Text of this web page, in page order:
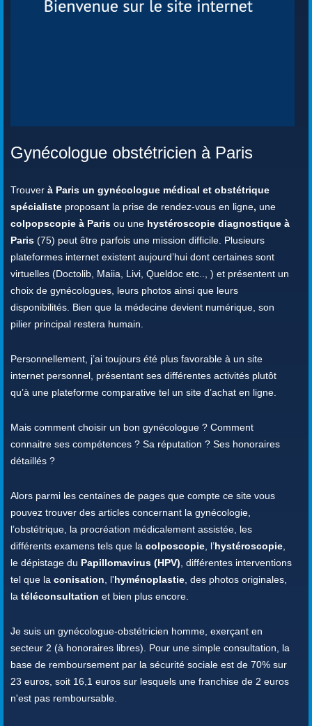
Gynécologue obstétricien à Paris
Trouver à Paris un gynécologue médical et obstétrique
spécialiste proposant la prise de rendez-vous en ligne, une
colpopscopie à Paris ou une hystéroscopie diagnostique à
Paris (75) peut être parfois une mission difficile. Plusieurs
plateformes internet existent aujourd’hui dont certaines sont
virtuelles (Doctolib, Maiia, Livi, Queldoc etc.., ) et présentent un
choix de gynécologues, leurs photos ainsi que leurs
disponibilités. Bien que la médecine devient numérique, son
pilier principal restera humain.
Personnellement, j’ai toujours été plus favorable à un site
internet personnel, présentant ses différentes activités plutôt
qu’à une plateforme comparative tel un site d’achat en ligne.
Mais comment choisir un bon gynécologue ? Comment
connaitre ses compétences ? Sa réputation ? Ses honoraires
détaillés ?
Alors parmi les centaines de pages que compte ce site vous
pouvez trouver des articles concernant la gynécologie,
l’obstétrique, la procréation médicalement assistée, les
différents examens tels que la colposcopie , l’hystéroscopie
le dépistage du Papillomavirus (HPV) , différentes interventions
tel que la conisation , l'hyménoplastie , des photos originales,
la téléconsultation et bien plus encore.
Je suis un gynécologue-obstétricien homme, exerçant en
secteur 2 (à honoraires libres). Pour une simple consultation, la
base de remboursement par la sécurité sociale est de 70% sur
23 euros, soit 16,1 euros sur lesquels une franchise de 2 euros
n'est pas remboursable.